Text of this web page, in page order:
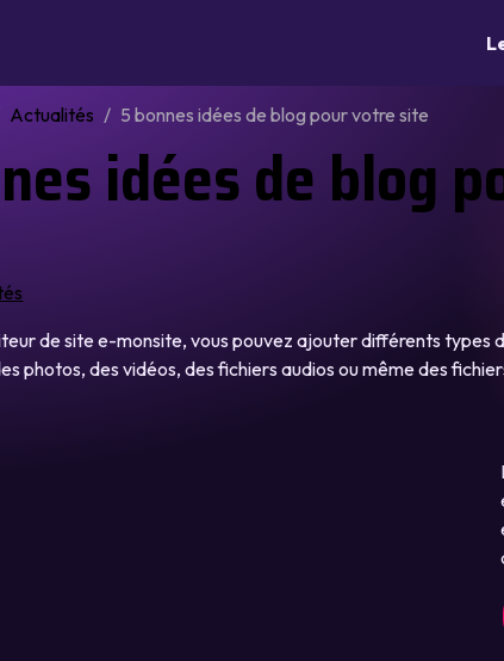
Actualités 5 bonnes idées de blog pour votre site
idées de blog
de site e-monsite, vous pouvez ajouter différents types
photos, des vidéos, des fichiers audios ou même des